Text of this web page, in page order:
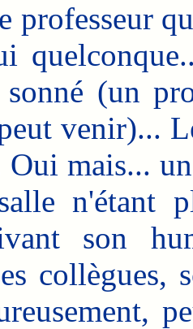
professeur
(un
venir)...
mais...
n'étant
son
collègues,